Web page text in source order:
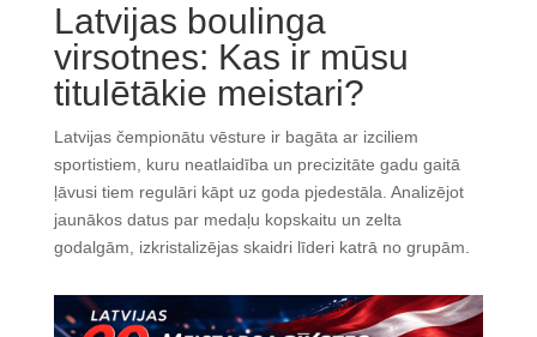
Latvijas boulinga
virsotnes: Kas ir mūsu
titulētākie meistari?
Latvijas čempionātu vēsture ir bagāta ar izciliem
sportistiem, kuru neatlaidība un precizitāte gadu gaitā
ļāvusi tiem regulāri kāpt uz goda pjedestāla. Analizējot
jaunākos datus par medaļu kopskaitu un zelta
godalgām, izkristalizējas skaidri līderi katrā no grupām.